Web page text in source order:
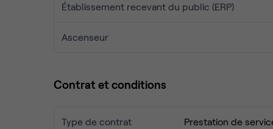
développement de votre activité.
Établissement recevant du public (ERP)
Ascenseur
Contrat et conditions
Type de contrat Prestation de